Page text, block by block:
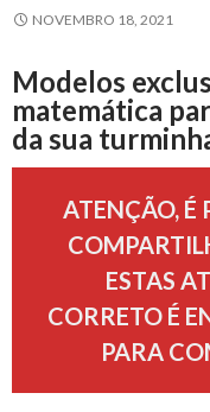
NOVEMBRO 18, 2021
Modelos
matemática
da sua
ATENÇÃO, É
ESTAS
CORRETO É
PARA